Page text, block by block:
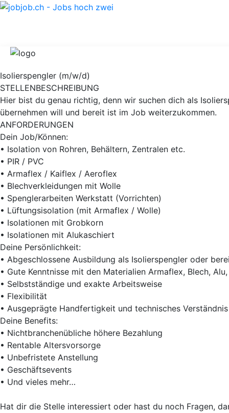
Isolierspengler (m/w/d)
STELLENBESCHREIBUNG
Hier bist du genau richtig, denn wir suchen dich als
übernehmen will und bereit ist im Job weiterzukommen.
ANFORDERUNGEN
Dein Job/Können:
• Isolation von Rohren, Behältern, Zentralen etc.
• PIR / PVC
• Armaflex / Kaiflex / Aeroflex
• Blechverkleidungen mit Wolle
• Spenglerarbeiten Werkstatt (Vorrichten)
• Lüftungsisolation (mit Armaflex / Wolle)
• Isolationen mit Grobkorn
• Isolationen mit Alukaschiert
Deine Persönlichkeit:
• Abgeschlossene Ausbildung als Isolierspengler oder
• Gute Kenntnisse mit den Materialien Armaflex, Blech,
• Selbstständige und exakte Arbeitsweise
• Flexibilität
• Ausgeprägte Handfertigkeit und technisches Verständnis
Deine Benefits:
• Nichtbranchenübliche höhere Bezahlung
• Rentable Altersvorsorge
• Unbefristete Anstellung
• Geschäftsevents
• Und vieles mehr…
Hat dir die Stelle interessiert oder hast du noch Fragen,